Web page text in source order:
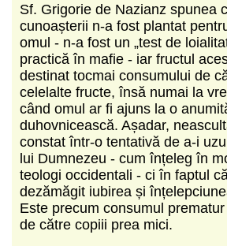
Sf. Grigorie de Nazianz spunea
cunoașterii n-a fost plantat
omul - n-a fost un „test de
practică în mafie - iar fructul
destinat tocmai consumului de
celelalte fructe, însă numai la
când omul ar fi ajuns la o
duhovnicească. Așadar,
constat într-o tentativă de a-i
lui Dumnezeu - cum înțeleg în
teologi occidentali - ci în faptul
dezămăgit iubirea și
Este precum consumul
de către copiii prea mici.